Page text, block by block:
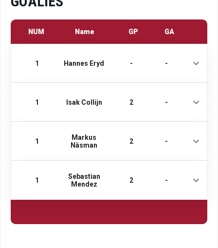
NUM Name GP GA
1 Hannes Eryd - -
1 Isak Collijn 2 -
1
Markus
Näsman
2 -
1
Sebastian
Mendez
2 -